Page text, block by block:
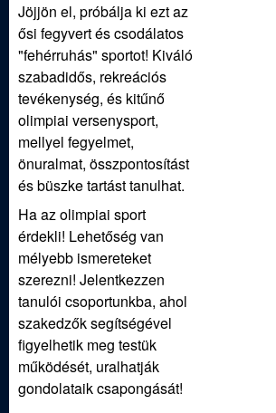
Jöjjön el, próbálja ki ezt az
ősi fegyvert és csodálatos
"fehérruhás" sportot! Kiváló
szabadidős, rekreációs
tevékenység, és kitűnő
olimpiai versenysport,
mellyel fegyelmet,
önuralmat, összpontosítást
és büszke tartást tanulhat.
Ha az olimpiai sport
érdekli! Lehetőség van
mélyebb ismereteket
szerezni! Jelentkezzen
tanulói csoportunkba, ahol
szakedzők segítségével
figyelhetik meg testük
működését, uralhatják
gondolataik csapongását!